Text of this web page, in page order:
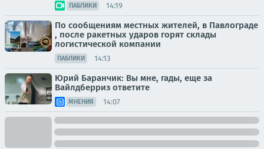
ПАБЛИКИ 14:19
По сообщениям местных жителей, в Павлограде
, после ракетных ударов горят склады
логистической компании
ПАБЛИКИ 14:13
Юрий Баранчик: Вы мне, гады, еще за
Вайлдберриз ответите
МНЕНИЯ 14:07